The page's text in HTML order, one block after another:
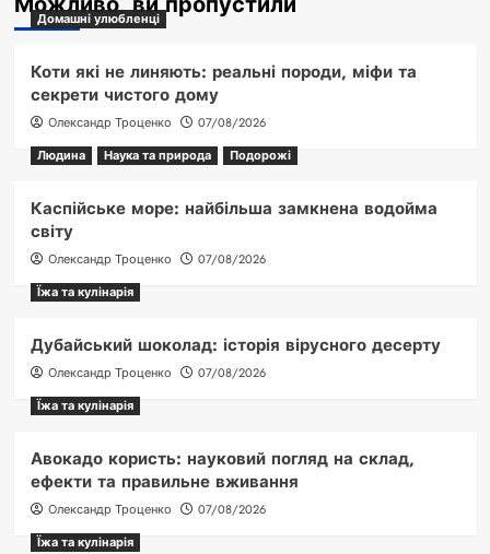
Домашні улюбленці
Коти які не линяють: реальні породи, міфи та
секрети чистого дому
Олександр Троценко
07/08/2026
Людина
Наука та природа Подорожі
Каспійське море: найбільша замкнена водойма
світу
Олександр Троценко
07/08/2026
Їжа та кулінарія
Дубайський шоколад: історія вірусного десерту
Олександр Троценко
07/08/2026
Їжа та кулінарія
Авокадо користь: науковий погляд на склад,
ефекти та правильне вживання
Олександр Троценко
07/08/2026
Їжа та кулінарія